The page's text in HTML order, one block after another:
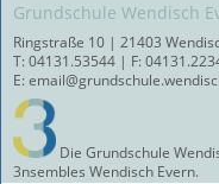
Grundschule Wendisch
Ringstraße 10 | 21403
T: 04131.53544 | F:
E:
Die Grundschule
3nsembles Wendisch Evern.